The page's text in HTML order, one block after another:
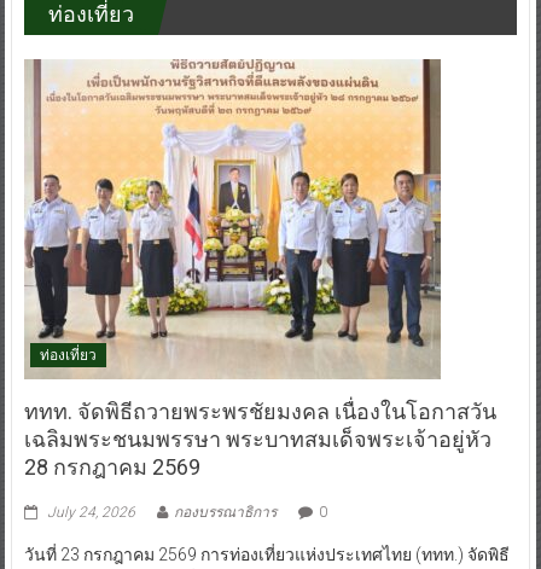
ท่องเที่ยว
ท่องเที่ยว
ททท. จัดพิธีถวายพระพรชัยมงคล เนื่องในโอกาสวัน
เฉลิมพระชนมพรรษา พระบาทสมเด็จพระเจ้าอยู่หัว
28 กรกฎาคม 2569
July 24, 2026 กองบรรณาธิการ 0
วันที่ 23 กรกฎาคม 2569 การท่องเที่ยวแห่งประเทศไทย (ททท.) จัดพิธี